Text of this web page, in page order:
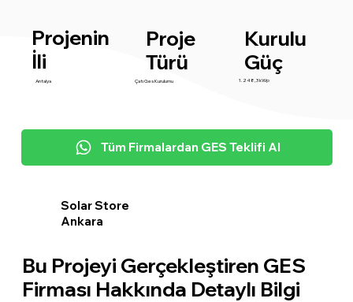
Projenin
İli
Antalya
Proje
Türü
Çatı Ges Kurulumu
Kurulu
Güç
1.248,3 kWp
Tüm Firmalardan GES Teklifi Al
Solar Store
Ankara
Bu Projeyi Gerçekleştiren GES
Firması Hakkında Detaylı Bilgi